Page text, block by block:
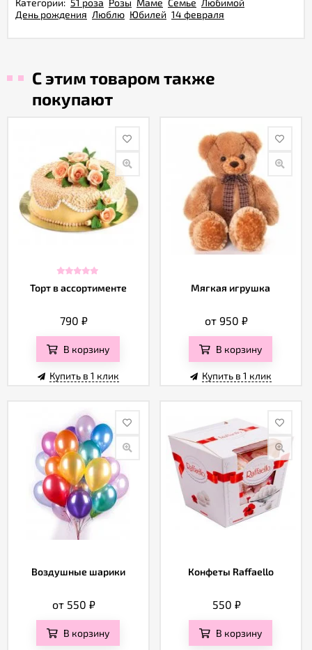
Категории: 51 роза Розы Маме Семье Любимой
День рождения Люблю Юбилей 14 февраля
С этим товаром также
покупают
Торт в ассортименте
790₽
В корзину
Купить в 1 клик
Мягкая игрушка
от 950₽
В корзину
Купить в 1 клик
Воздушные шарики
от 550₽
В корзину
Конфеты Raffaello
550 ₽
В корзину